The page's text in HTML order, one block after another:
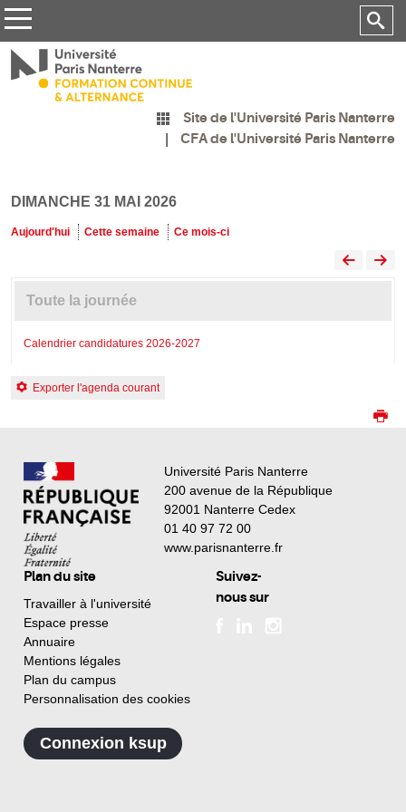
Site de l'Université Paris Nanterre
CFA de l'Université Paris Nanterre
DIMANCHE 31 MAI 2026
Aujourd'hui Cette semaine Ce mois-ci
Toute la journée
Calendrier candidatures 2026-2027
Exporter l'agenda courant
Université Paris Nanterre
200 avenue de la République
92001 Nanterre Cedex
01 40 97 72 00
www.parisnanterre.fr
Plan du site
Travailler à l'université
Espace presse
Annuaire
Mentions légales
Plan du campus
Personnalisation des cookies
Suivez-
nous sur
Connexion ksup